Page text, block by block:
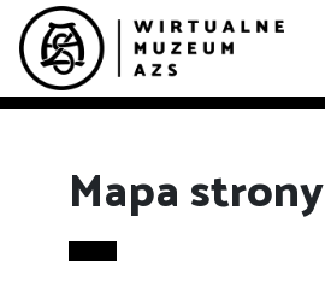
Mapa strony